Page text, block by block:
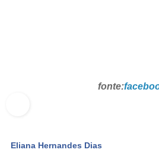
fonte:
Eliana Hernandes Dias